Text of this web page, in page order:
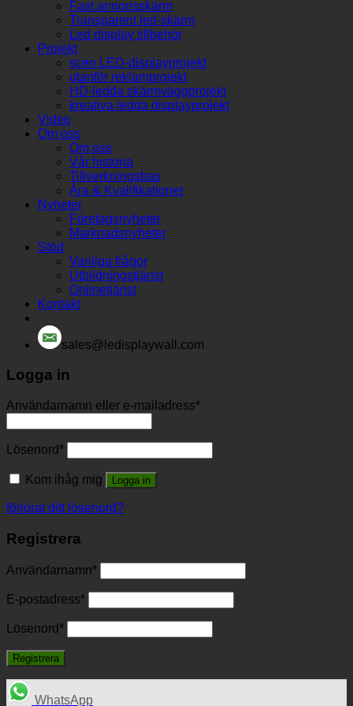
Fast annonsskärm
Transparent led-skärm
Led display tillbehör
Projekt
scen LED-displayprojekt
utanför reklamprojekt
HD-ledda skärmväggprojekt
kreativa ledda displayprojekt
Video
Om oss
Om oss
Vår historia
Tillverkningsbas
Ära & Kvalifikationer
Nyheter
Företagsnyheter
Marknadsnyheter
Stöd
Vanliga frågor
Utbildningstjänst
Onlinetjänst
Kontakt
sales@ledisplaywall.com
Logga in
Användarnamn eller e-mailadress*
Lösenord*
Kom ihåg mig Logga in
förlorat ditt lösenord?
Registrera
Användarnamn*
E-postadress*
Lösenord*
Registrera
WhatsApp